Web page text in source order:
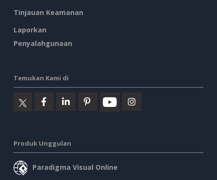
Tinjauan Keamanan
Laporkan
Penyalahgunaan
Temukan Kami di
Produk Unggulan
Paradigma Visual Online